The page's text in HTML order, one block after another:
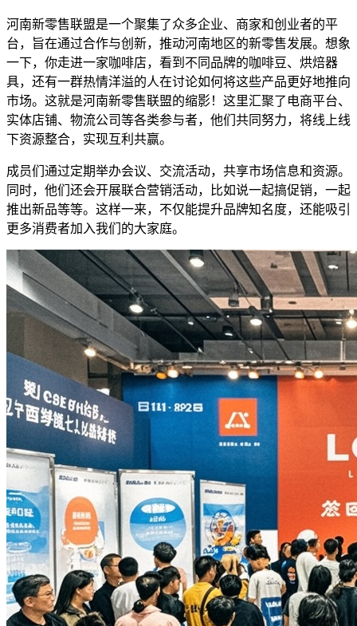
河南新零售联盟是一个聚集了众多企业、商家和创业者的平
台，旨在通过合作与创新，推动河南地区的新零售发展。想象
一下，你走进一家咖啡店，看到不同品牌的咖啡豆、烘焙器
具，还有一群热情洋溢的人在讨论如何将这些产品更好地推向
市场。这就是河南新零售联盟的缩影！这里汇聚了电商平台、
实体店铺、物流公司等各类参与者，他们共同努力，将线上线
下资源整合，实现互利共赢。
成员们通过定期举办会议、交流活动，共享市场信息和资源。
同时，他们还会开展联合营销活动，比如说一起搞促销，一起
推出新品等等。这样一来，不仅能提升品牌知名度，还能吸引
更多消费者加入我们的大家庭。